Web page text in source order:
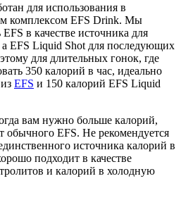
для использования в
комплексом EFS Drink. Мы
в качестве источника для
EFS Liquid Shot для последующих
для длительных гонок, где
350 калорий в час, идеально
EFS и 150 калорий EFS Liquid
вам нужно больше калорий,
обычного EFS. Не рекомендуется
источника калорий в
подходит в качестве
и калорий в холодную